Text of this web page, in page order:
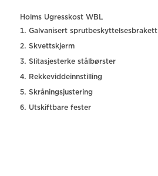
Holms Ugresskost WBL
Galvanisert sprutbeskyttelsesbrakett
Skvettskjerm
Slitasjesterke stålbørster
Rekkeviddeinnstilling
Skråningsjustering
Utskiftbare fester